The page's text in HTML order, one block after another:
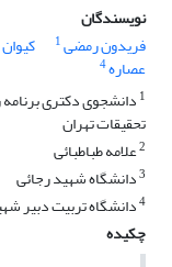
نویسندگان
فریدون رمضی1
عصاره4
1 دانشجوی دکتری
تحقیقات تهران
2علامه طباطبائی
3دانشگاه شهید رجائی
4دانشگاه تربیت دبیر
چکیده